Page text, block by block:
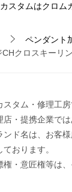
スタムはクロム
ペンダント
クロスキーリ
スタム・修理工
・提携企業では
ンド名は、お客
おります。
権・意匠権等は